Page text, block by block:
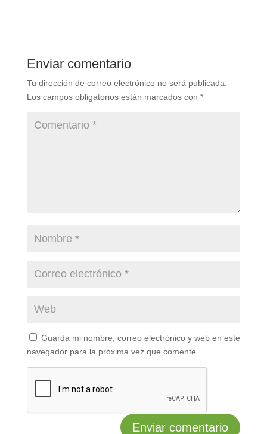
Enviar comentario
Tu dirección de correo electrónico no será publicada.
Los campos obligatorios están marcados con *
Guarda mi nombre, correo electrónico y web en este
navegador para la próxima vez que comente.